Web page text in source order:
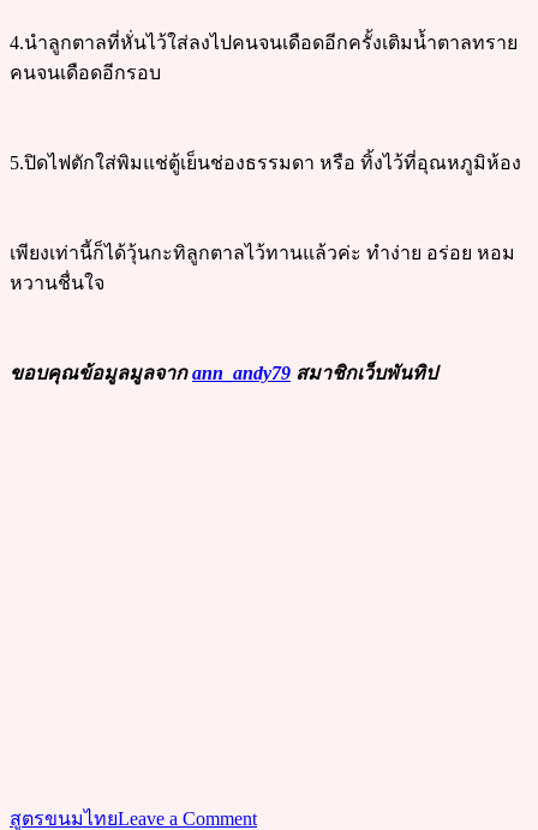
4.นำลูกตาลที่หั่นไว้ใส่ลงไปคนจนเดือดอีกครั้งเติมน้ำตาลทราย
คนจนเดือดอีกรอบ
5.ปิดไฟตักใส่พิมแช่ตู้เย็นช่องธรรมดา หรือ ทิ้งไว้ที่อุณหภูมิห้อง
เพียงเท่านี้ก็ได้วุ้นกะทิลูกตาลไว้ทานแล้วค่ะ ทำง่าย อร่อย หอม
หวานชื่นใจ
ขอบคุณข้อมูลมูลจากann_andy79 สมาชิกเว็บพันทิป
สูตรขนมไทยLeave a Commenton